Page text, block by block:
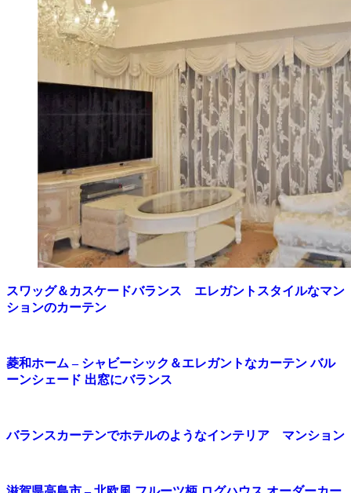
スワッグ＆カスケードバランス エレガントスタイルなマン
ションのカーテン
菱和ホーム – シャビーシック＆エレガントなカーテン バル
ーンシェード 出窓にバランス
バランスカーテンでホテルのようなインテリア マンション